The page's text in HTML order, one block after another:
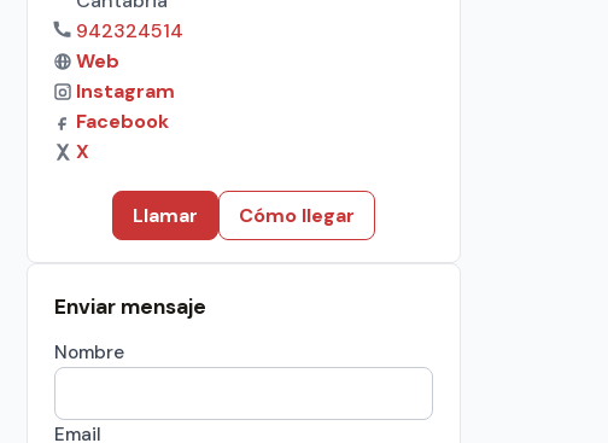
942324514
Web
Instagram
Facebook
X
Llamar Cómo llegar
Enviar mensaje
Nombre
Email